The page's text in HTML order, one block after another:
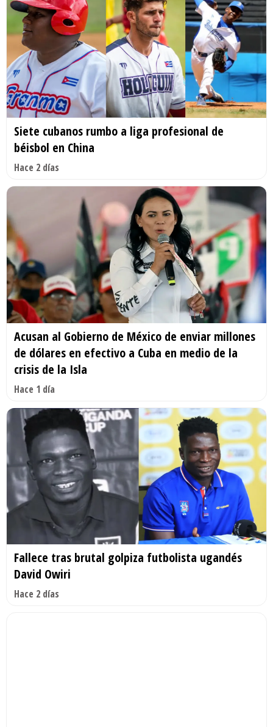
Siete cubanos rumbo a liga profesional de
béisbol en China
Hace 2 días
Acusan al Gobierno de México de enviar millones
de dólares en efectivo a Cuba en medio de la
crisis de la Isla
Hace 1 día
Fallece tras brutal golpiza futbolista ugandés
David Owiri
Hace 2 días